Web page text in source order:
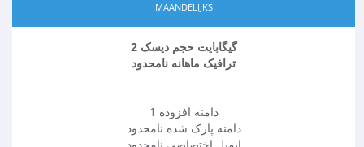
MAANDELIJKS
2 گیگابایت حجم دیسک
ترافیک ماهانه نامحدود
1 دامنه افزوده
دامنه پارک شده نامحدود